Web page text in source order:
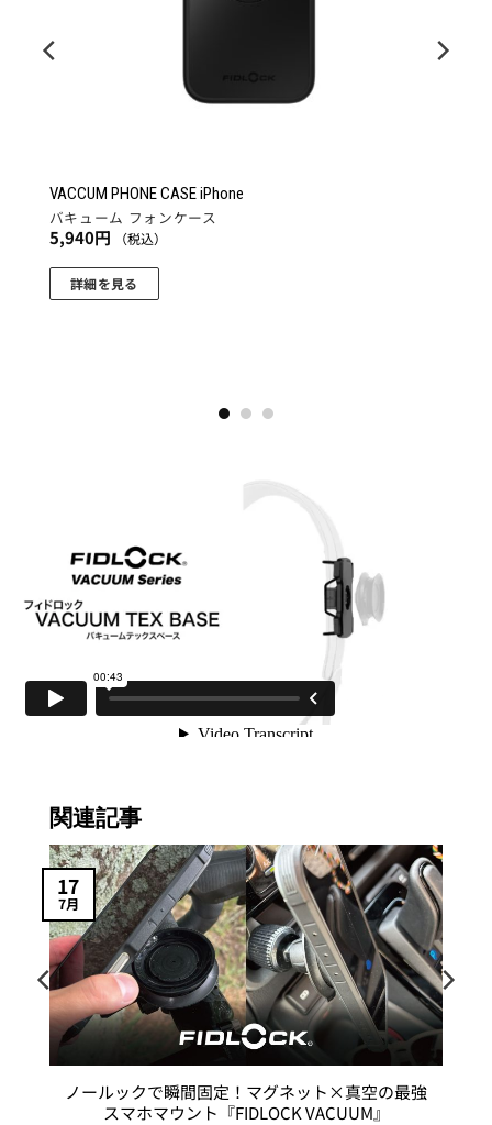
VACCUM PHONE CASE iPhone
バキューム フォンケース
5,940円 （税込）
詳細を見る
ー
ン
が
す。
オ
プ
シ
ョ
ン
は
商
品
ペ
ー
関連記事
ノールックで瞬間固定！マグネット×真空の最強
スマホマウント『FIDLOCK VACUUM』
17
7月